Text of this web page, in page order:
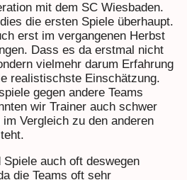
mit dem SC Wiesbaden.
die ersten Spiele überhaupt.
erst im vergangenen Herbst
Dass es da erstmal nicht
vielmehr darum Erfahrung
realistischste Einschätzung.
gegen andere Teams
wir Trainer auch schwer
Vergleich zu den anderen
auch oft deswegen
die Teams oft sehr